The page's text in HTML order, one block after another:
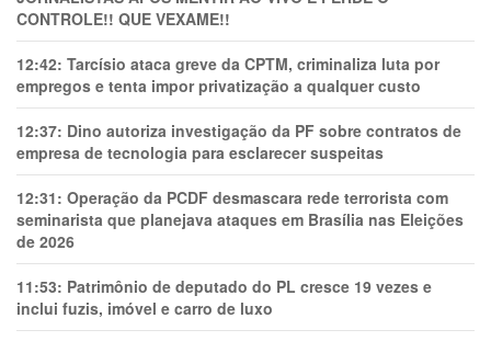
CONTROLE!! QUE VEXAME!!
12:42: Tarcísio ataca greve da CPTM, criminaliza luta por
empregos e tenta impor privatização a qualquer custo
12:37: Dino autoriza investigação da PF sobre contratos de
empresa de tecnologia para esclarecer suspeitas
12:31: Operação da PCDF desmascara rede terrorista com
seminarista que planejava ataques em Brasília nas Eleições
de 2026
11:53: Patrimônio de deputado do PL cresce 19 vezes e
inclui fuzis, imóvel e carro de luxo